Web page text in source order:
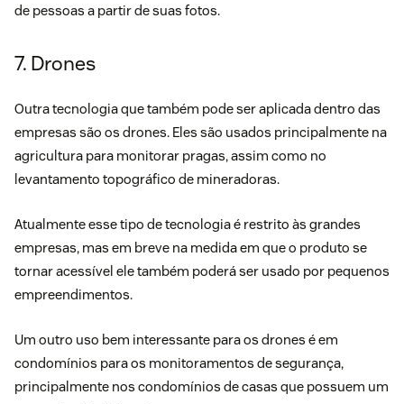
de pessoas a partir de suas fotos.
7. Drones
Outra tecnologia que também pode ser aplicada dentro das
empresas são os drones. Eles são usados principalmente na
agricultura para monitorar pragas, assim como no
levantamento topográfico de mineradoras.
Atualmente esse tipo de tecnologia é restrito às grandes
empresas, mas em breve na medida em que o produto se
tornar acessível ele também poderá ser usado por pequenos
empreendimentos.
Um outro uso bem interessante para os drones é em
condomínios para os monitoramentos de segurança,
principalmente nos condomínios de casas que possuem um